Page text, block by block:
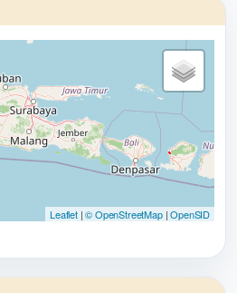
Leaflet|© OpenStreetMap|OpenSID